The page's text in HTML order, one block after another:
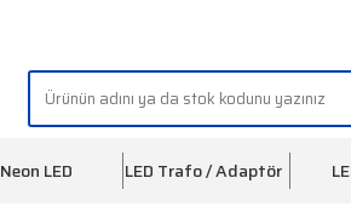
Neon LED LED Trafo / Adaptör